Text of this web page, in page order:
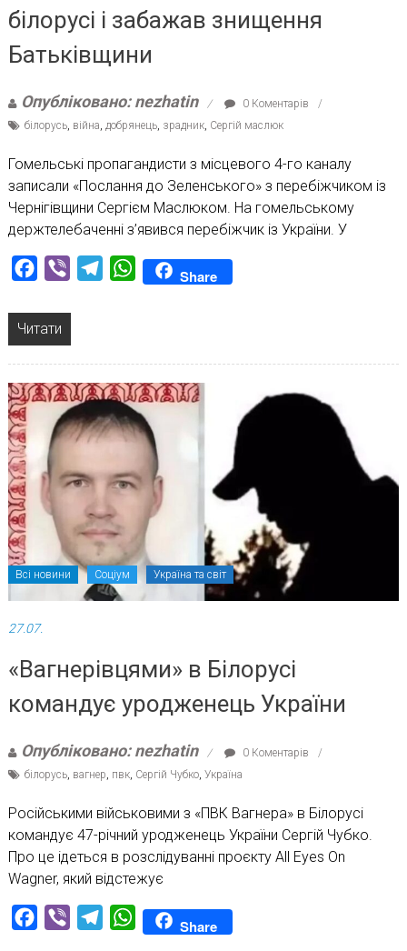
білорусі і забажав знищення
Батьківщини
Опубліковано: nezhatin
0 Коментарів
білорусь, війна добрянець, зрадник, Сергій маслюк
Гомельські пропагандисти з місцевого 4-го каналу
записали «Послання до Зеленського» з перебіжчиком із
Чернігівщини Сергієм Маслюком. На гомельському
держтелебаченні з’явився перебіжчик із України. У
Facebook
Viber TelegramWhatsAppShare
Читати
Всі новини Соціум Україна та світ
27.07.
«Вагнерівцями» в Білорусі
командує уродженець України
Опубліковано: nezhatin
0 Коментарів
білорусь, вагнер, пвк, Сергій Чубко, Україна
Російськими військовими з «ПВК Вагнера» в Білорусі
командує 47-річний уродженець України Сергій Чубко.
Про це ідеться в розслідуванні проєкту All Eyes On
Wagner, який відстежує
Facebook
Viber TelegramWhatsAppShare